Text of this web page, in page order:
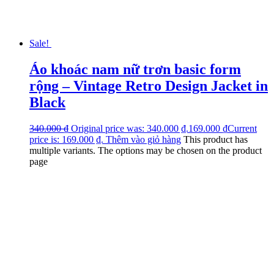
Sale!
Áo khoác nam nữ trơn basic form
rộng – Vintage Retro Design Jacket in
Black
340.000₫ Original price was: 340.000 ₫.169.000 ₫Current
price is: 169.000 ₫. Thêm vào giỏ hàng This product has
multiple variants. The options may be chosen on the product
page